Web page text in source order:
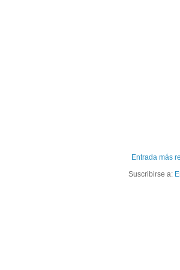
Entrada más
Suscribirse a: